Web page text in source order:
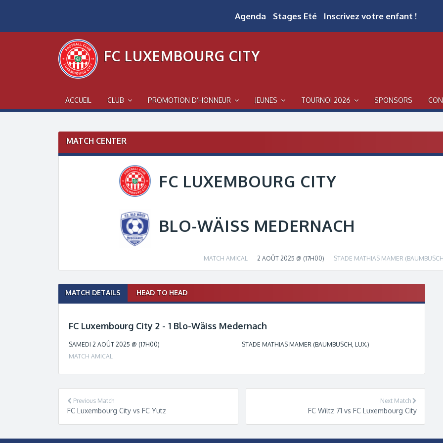
Agenda Stages Eté Inscrivez votre enfant !
FC LUXEMBOURG CITY
ACCUEIL CLUB PROMOTION D’HONNEUR JEUNES TOURNOI 2026 SPONSORS
MATCH CENTER
FC LUXEMBOURG CITY
BLO-WÄISS MEDERNACH
MATCH AMICAL 2 AOÛT 2025 @ (17H00) STADE MATHIAS MAMER
MATCH DETAILS HEAD TO HEAD
FC Luxembourg City 2 - 1 Blo-Wäiss Medernach
SAMEDI 2 AOÛT 2025 @ (17H00)
MATCH AMICAL
STADE MATHIAS MAMER (BAUMBUSCH, LUX.)
Match
navigation
Previous Match
FC Luxembourg City vs FC Yutz
Next Match
FC Wiltz 71 vs FC Luxembourg City